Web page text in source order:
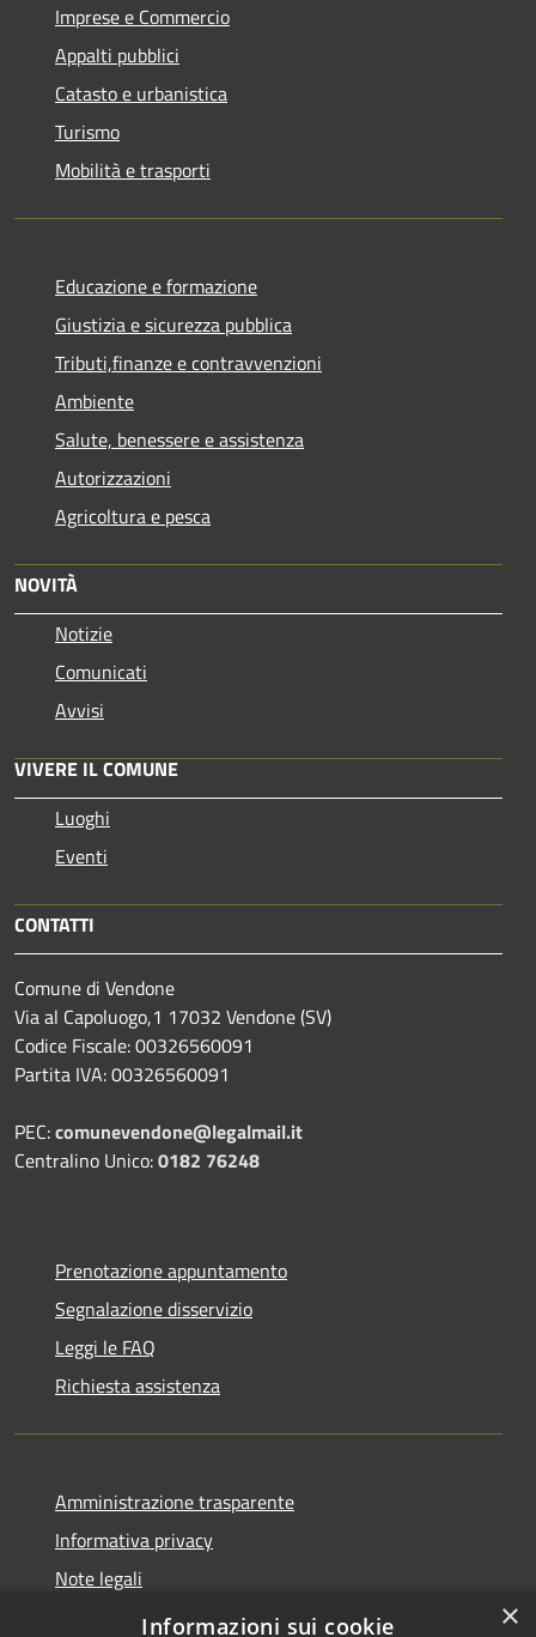
Imprese e Commercio
Appalti pubblici
Catasto e urbanistica
Turismo
Mobilità e trasporti
Educazione e formazione
Giustizia e sicurezza pubblica
Tributi,finanze e contravvenzioni
Ambiente
Salute, benessere e assistenza
Autorizzazioni
Agricoltura e pesca
NOVITÀ
Notizie
Comunicati
Avvisi
VIVERE IL COMUNE
Luoghi
Eventi
CONTATTI
Comune di Vendone
Via al Capoluogo,1 17032 Vendone (SV)
Codice Fiscale: 00326560091
Partita IVA: 00326560091
PEC:comunevendone@legalmail.it
Centralino Unico:0182 76248
Prenotazione appuntamento
Segnalazione disservizio
Leggi le FAQ
Richiesta assistenza
Amministrazione trasparente
Informativa privacy
Note legali
Dichiarazione di accessibilità
×
Informazioni sui cookie